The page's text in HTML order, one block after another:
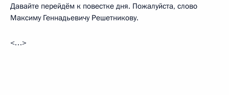
Давайте перейдём к повестке дня. Пожалуйста, слово
Максиму Геннадьевичу Решетникову.
<…>